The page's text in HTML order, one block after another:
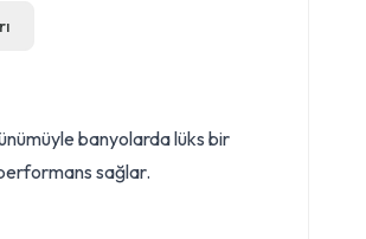
banyolarda lüks bir
sağlar.